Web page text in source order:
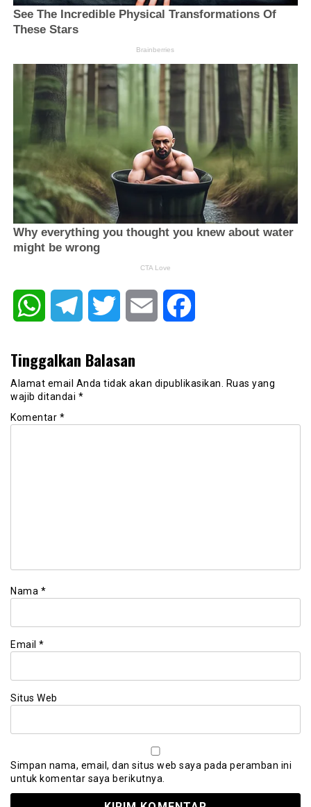
WhatsAppTelegram Twitter Email
Tinggalkan Balasan
Alamat email Anda tidak akan dipublikasikan. Ruas yang
wajib ditandai *
Komentar *
Nama *
Email *
Situs Web
Simpan nama, email, dan situs web saya pada peramban ini
untuk komentar saya berikutnya.